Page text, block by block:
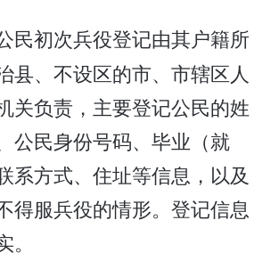
民初次兵役登记由其户籍所
县、不设区的市、市辖区人
关负责，主要登记公民的姓
公民身份号码、毕业（就
系方式、住址等信息，以及
得服兵役的情形。登记信息